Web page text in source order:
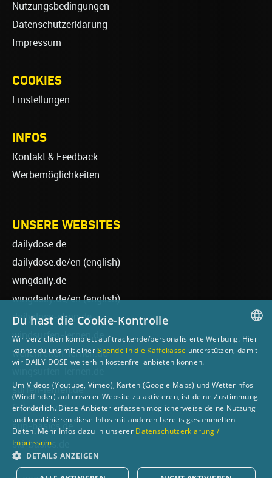
Nutzungsbedingungen
Datenschutzerklärung
Impressum
COOKIES
Einstellungen
INFOS
Kontakt & Feedback
Werbemöglichkeiten
UNSERE WEBSITES
dailydose.de
dailydose.de/en (english)
wingdaily.de
wingdaily.de/en(english)
dailydose-shop.de
windsurfen-lernen.de
wellenreiten-lernen.de
surfen-lernen.de
foilsurfen.de
sup-basics.de
ski-basics.de
GERMAN
Du hast die Cookie-Kontrolle
Wir verzichten komplett auf trackende/personalisierte Werbung. Hier
kannst du uns mit einerSpende in die Kaffekasse unterstützen, damit
wir DAILY DOSE weiterhin kostenfrei anbieten können.
Um Videos (Youtube, Vimeo), Karten (Google Maps) und Wetterinfos
(Windfinder) auf unserer Website zu aktivieren, ist deine Zustimmung
erforderlich. Diese Anbieter erfassen möglicherweise deine Nutzung
und kombinieren diese Infos mit anderen bereits gesammelten
Daten. Mehr Infos dazu in unserer Datenschutzerklärung /
Impressum
DETAILS ANZEIGEN